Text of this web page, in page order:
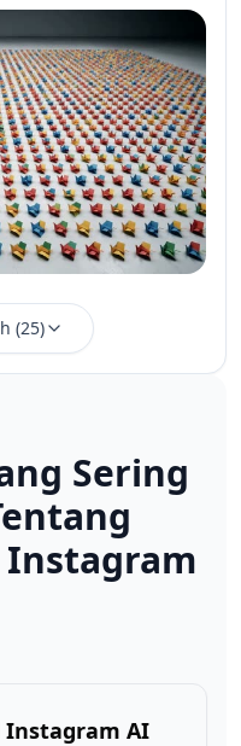
(25)
Sering
Instagram
Instagram AI